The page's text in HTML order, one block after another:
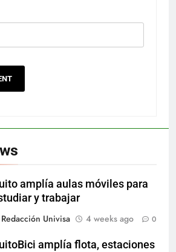
amplía aulas móviles para
y trabajar
Redacción Univisa
4 weeks ago 0
amplía flota, estaciones